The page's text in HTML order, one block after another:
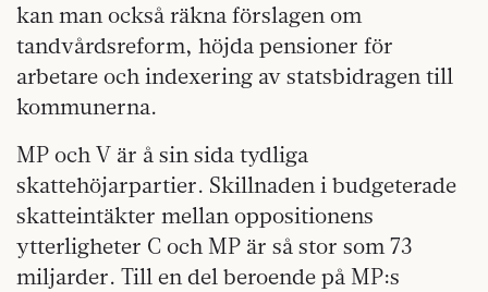
kan man också räkna förslagen om
tandvårdsreform, höjda pensioner för
arbetare och indexering av statsbidragen till
kommunerna.
MP och V är å sin sida tydliga
skattehöjarpartier. Skillnaden i budgeterade
skatteintäkter mellan oppositionens
ytterligheter C och MP är så stor som 73
miljarder. Till en del beroende på MP:s